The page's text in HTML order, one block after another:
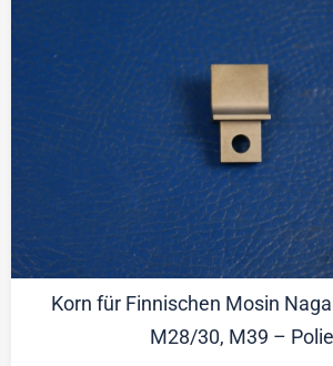
Korn für Finnischen Mosin
M28/30, M39 –